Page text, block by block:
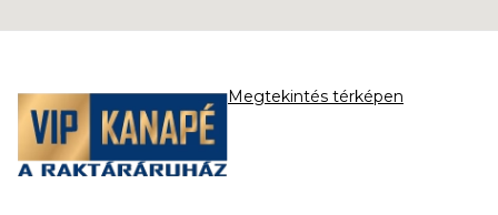
Megtekintés térképen